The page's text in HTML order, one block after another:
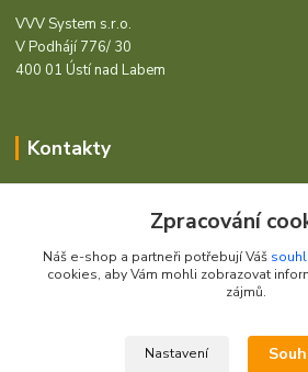
VVV System s.r.o.
V Podhájí 776/ 30
400 01 Ústí nad Labem
Kontakty
+420 472744350
Po - Pá 8:00 - 15:00
Zpracování
Náš e-shop a partneři potřebují Váš
cookies, aby Vám mohli zobrazovat
zájmů.
Nastavení